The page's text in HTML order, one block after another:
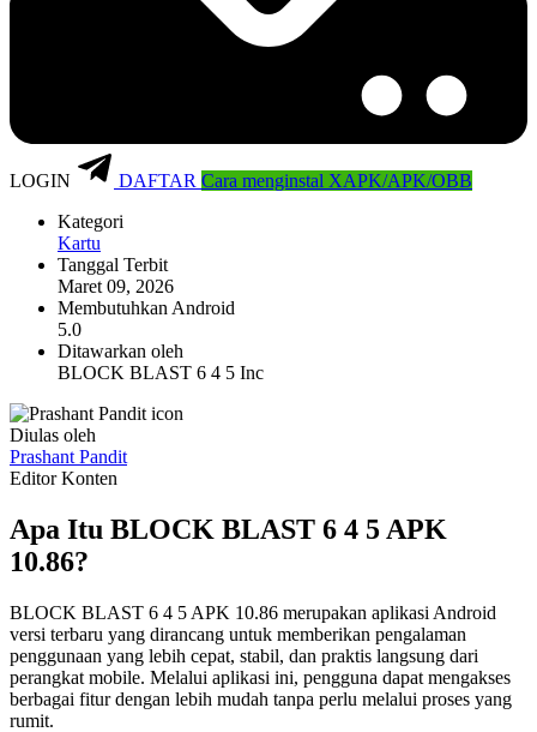
LOGIN DAFTAR Cara menginstal XAPK/APK/OBB
Kategori
Kartu
Tanggal Terbit
Maret 09, 2026
Membutuhkan Android
5.0
Ditawarkan oleh
BLOCK BLAST 6 4 5 Inc
Diulas oleh
Prashant Pandit
Editor Konten
Apa Itu BLOCK BLAST 6 4 5 APK
10.86?
BLOCK BLAST 6 4 5 APK 10.86 merupakan aplikasi Android
versi terbaru yang dirancang untuk memberikan pengalaman
penggunaan yang lebih cepat, stabil, dan praktis langsung dari
perangkat mobile. Melalui aplikasi ini, pengguna dapat mengakses
berbagai fitur dengan lebih mudah tanpa perlu melalui proses yang
rumit.